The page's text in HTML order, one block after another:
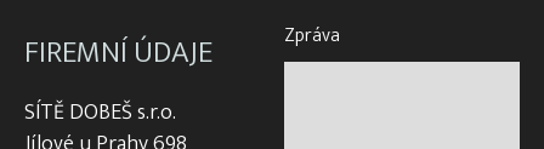
FIREMNÍ ÚDAJE
SÍTĚ DOBEŠ s.r.o.
Zpráva